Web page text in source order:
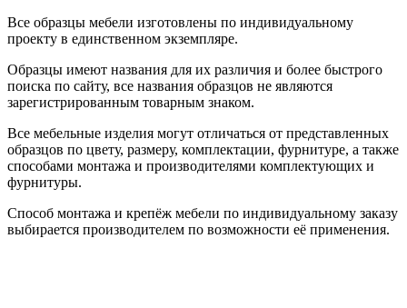
Все образцы мебели изготовлены по индивидуальному
проекту в единственном экземпляре.
Образцы имеют названия для их различия и более быстрого
поиска по сайту, все названия образцов не являются
зарегистрированным товарным знаком.
Все мебельные изделия могут отличаться от представленных
образцов по цвету, размеру, комплектации, фурнитуре, а также
способами монтажа и производителями комплектующих и
фурнитуры.
Способ монтажа и крепёж мебели по индивидуальному заказу
выбирается производителем по возможности её применения.